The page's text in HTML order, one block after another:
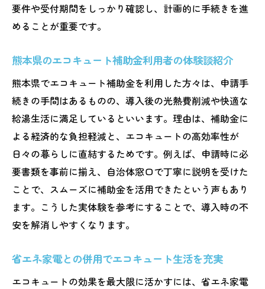
要件や受付期間をしっかり確認し、計画的に手続きを進
めることが重要です。
熊本県のエコキュート補助金利用者の体験談紹介
熊本県でエコキュート補助金を利用した方々は、申請手
続きの手間はあるものの、導入後の光熱費削減や快適な
給湯生活に満足しているといいます。理由は、補助金に
よる経済的な負担軽減と、エコキュートの高効率性が
日々の暮らしに直結するためです。例えば、申請時に必
要書類を事前に揃え、自治体窓口で丁寧に説明を受けた
ことで、スムーズに補助金を活用できたという声もあり
ます。こうした実体験を参考にすることで、導入時の不
安を解消しやすくなります。
省エネ家電との併用でエコキュート生活を充実
エコキュートの効果を最大限に活かすには、省エネ家電